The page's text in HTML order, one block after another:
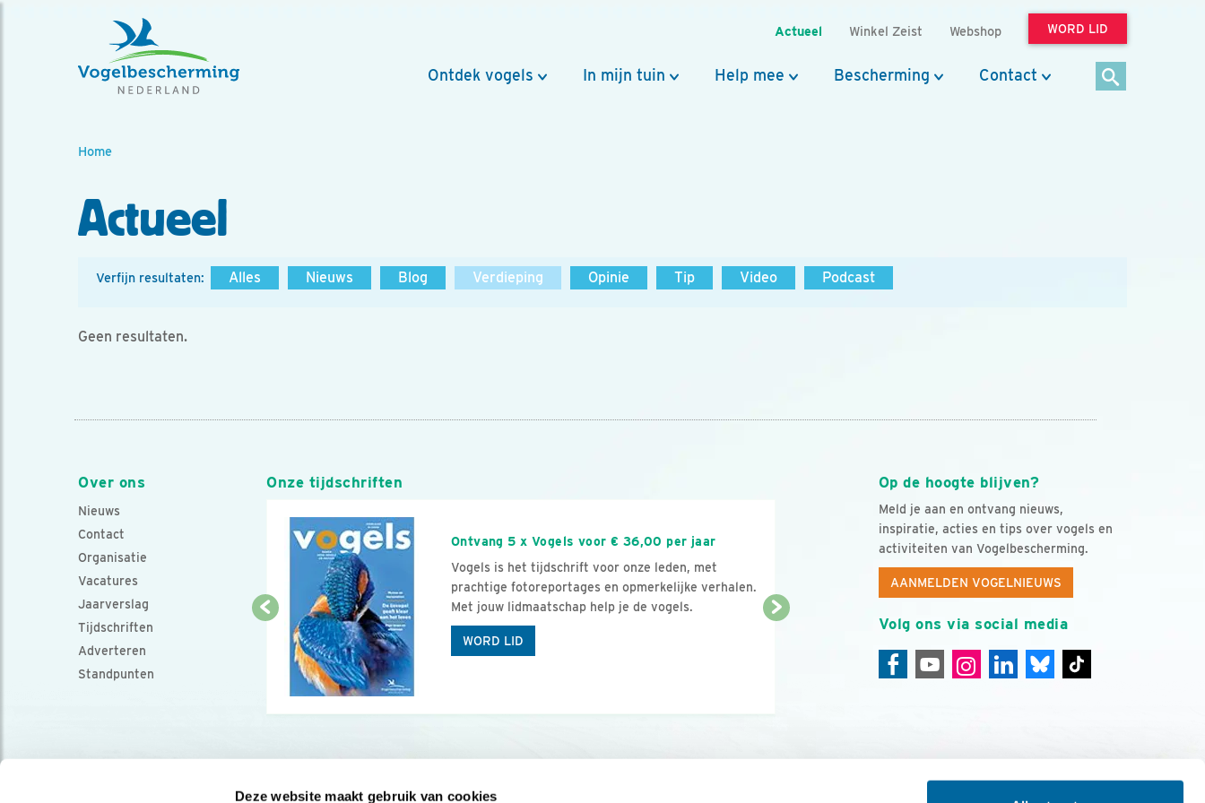
Deze website maakt gebruik van cookies
Actueel Winkel Zeist Webshop WORD LID
Ontdek vogels In mijn tuin Help mee Bescherming Contact
Home
Actueel
Verfijn resultaten: Alles Nieuws Blog Verdieping Opinie Tip Video Podcast
Geen resultaten.
Over ons
Nieuws
Contact
Organisatie
Vacatures
Jaarverslag
Tijdschriften
Adverteren
Standpunten
Op de hoogte blijven?
Meld je aan en ontvang nieuws,
inspiratie, acties en tips over vogels en
activiteiten van Vogelbescherming.
AANMELDEN VOGELNIEUWS
Volg ons via social media
Onze tijdschriften
Ontvang 5 x Vogels voor € 36,00 per jaar
Vogels is het tijdschrift voor onze leden, met
prachtige fotoreportages en opmerkelijke verhalen.
Met jouw lidmaatschap help je de vogels.
WORD LID